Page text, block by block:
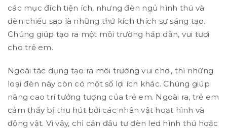
các mục đích tiện ích, nhưng đèn ngủ hình thú và
đèn chiếu sao là những thứ kích thích sự sáng tạo.
Chúng giúp tạo ra một môi trường hấp dẫn, vui tươi
cho trẻ em.
Ngoài tác dụng tạo ra môi trường vui chơi, thì những
loại đèn này còn có một số lợi ích khác. Chúng giúp
nâng cao trí tưởng tượng của trẻ em. Ngoài ra, trẻ em
cảm thấy bị thu hút bởi các nhân vật hoạt hình và
động vật. Vì vậy, chỉ cần đầu tư đèn led hình thú hoặc